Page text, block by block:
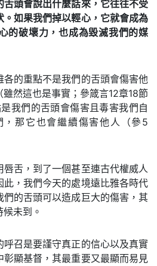
頭會說出什麼話來，它往往不受
。如果我們掉以輕心，它就會成為
的破壞力，也成為毀滅我們的媒
的重點不是我們的舌頭會傷害他
然這也是事實；參箴言12章18節
我們的舌頭會傷害且毒害我們自
，那它也會繼續傷害他人（參5
舌，到了一個甚至連古代權威人
，我們今天的處境遠比雅各時代
們的舌頭可以造成巨大的傷害，其
未到。
召是要謹守真正的信心以及真實
彰顯基督，其最重要又最顯而易見